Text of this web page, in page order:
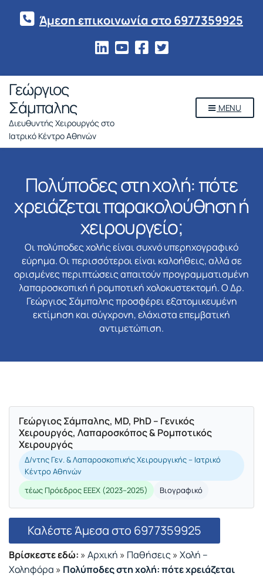
Άμεση επικοινωνία στο 6977359925
Γεώργιος
Σάμπαλης
Διευθυντής Χειρουργός στο
Ιατρικό Κέντρο Αθηνών
MENU
Πολύποδες στη χολή: πότε
χρειάζεται παρακολούθηση ή
χειρουργείο;
Οι πολύποδες χολής είναι συχνό υπερηχογραφικό
εύρημα. Οι περισσότεροι είναι καλοήθεις, αλλά σε
ορισμένες περιπτώσεις απαιτούν προγραμματισμένη
λαπαροσκοπική ή ρομποτική χολοκυστεκτομή. Ο Δρ.
Γεώργιος Σάμπαλης προσφέρει εξατομικευμένη
εκτίμηση και σύγχρονη, ελάχιστα επεμβατική
αντιμετώπιση.
Γεώργιος Σάμπαλης, MD, PhD – Γενικός
Χειρουργός, Λαπαροσκόπος & Ρομποτικός
Χειρουργός
Δ/ντης Γεν. & Λαπαροσκοπικής Χειρουργικής – Ιατρικό
Κέντρο Αθηνών
τέως Πρόεδρος ΕΕΕΧ (2023–2025)
Βιογραφικό
Καλέστε Άμεσα στο 6977359925
Βρίσκεστε εδώ: » Αρχική » Παθήσεις» Χολή –
Χοληφόρα » Πολύποδες στη χολή: πότε χρειάζεται